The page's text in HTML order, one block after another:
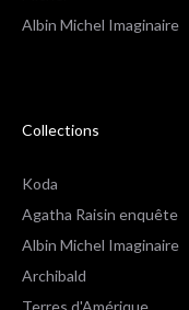
Albin Michel Imaginaire
Collections
Koda
Agatha Raisin enquête
Albin Michel Imaginaire
Archibald